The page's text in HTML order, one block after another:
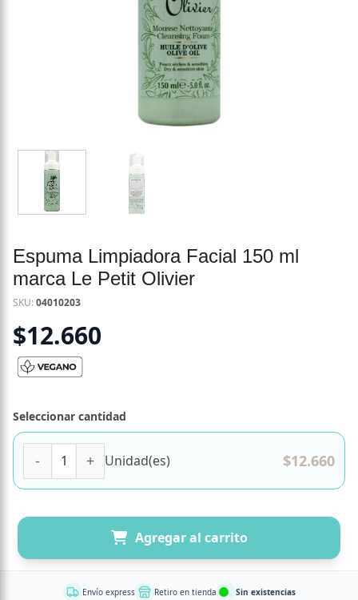
Espuma Limpiadora Facial 150 ml
marca Le Petit Olivier
SKU:04010203
$12.660
Seleccionar cantidad
Unidad(es) $12.660
Agregar al carrito
Envío express Retiro en tienda Sin existencias